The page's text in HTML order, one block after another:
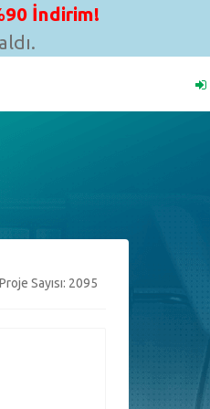
İndirim!
Sayısı: 2095